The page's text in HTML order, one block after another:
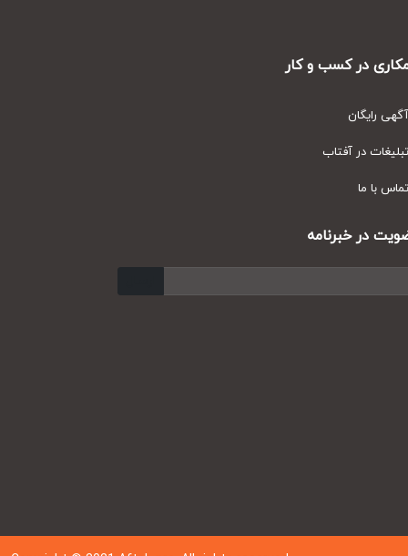
در کسب و کار
رایگان
در آفتاب
با ما
در خبرنامه